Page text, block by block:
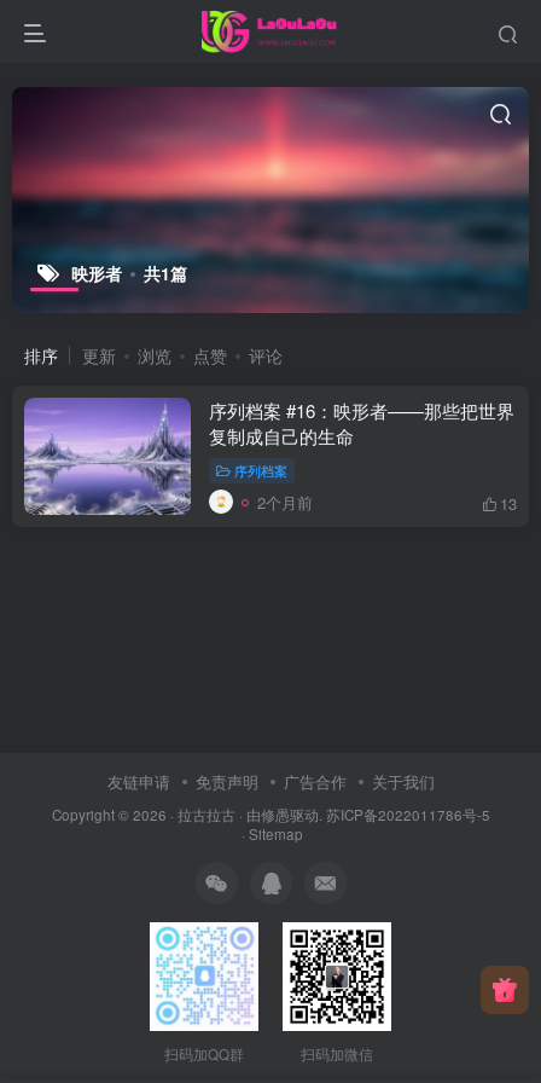
映形者 共1篇
排序 更新 浏览 点赞 评论
序列档案 #16：映形者——那些把世界
复制成自己的生命
序列档案
2个月前 13
友链申请 免责声明 广告合作 关于我们
Copyright © 2026 · 拉古拉古 · 由修愚驱动. 苏ICP备2022011786号-5
· Sitemap
扫码加QQ群 扫码加微信